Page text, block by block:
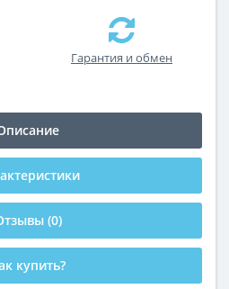
Гарантия и обмен
(0)
купить?